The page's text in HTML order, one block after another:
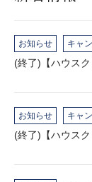
お知らせ キャ
お知らせ キャ